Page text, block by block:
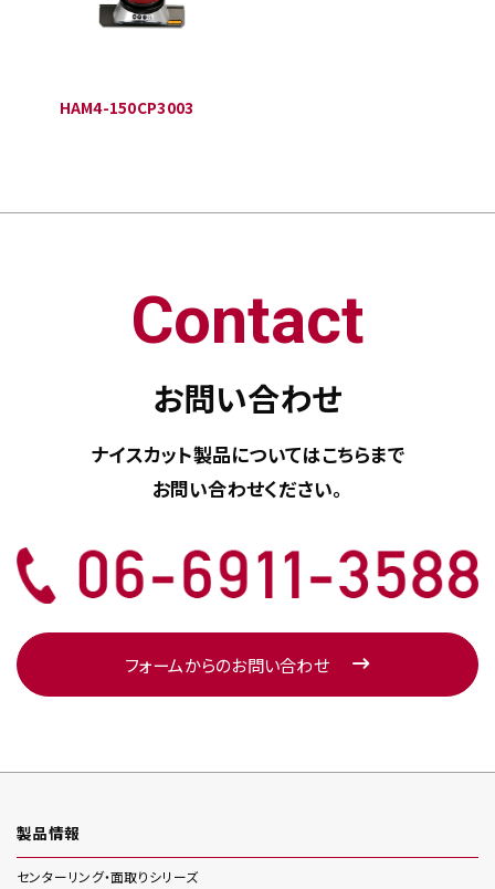
HAM4-150CP3003
Contact
お問い合わせ
ナイスカット製品についてはこちらまで
お問い合わせください。
フォームからのお問い合わせ
製品情報
センターリング・面取りシリーズ